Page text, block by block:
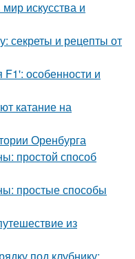
искусства и
секреты и рецепты от
особенности и
катание на
Оренбурга
простой способ
простые способы
из